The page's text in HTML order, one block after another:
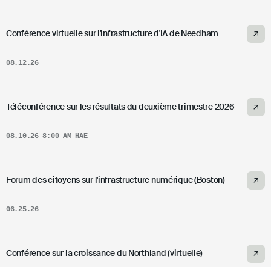
Conférence virtuelle sur l'infrastructure d'IA de Needham
08.12.26
Téléconférence sur les résultats du deuxième trimestre 2026
08.10.26 8:00 AM HAE
Forum des citoyens sur l'infrastructure numérique (Boston)
06.25.26
Conférence sur la croissance du Northland (virtuelle)